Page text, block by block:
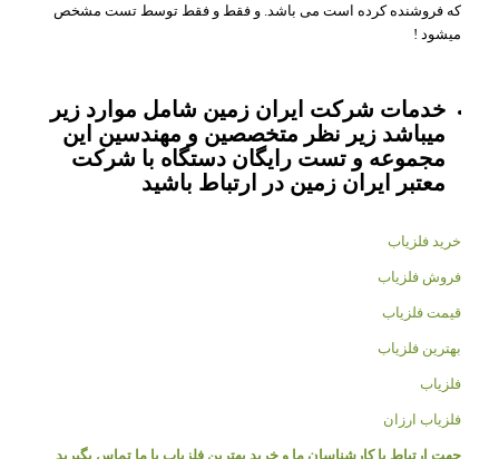
که فروشنده کرده است می باشد. و فقط و فقط توسط تست مشخص
میشود !
خدمات شرکت ایران زمین شامل موارد زیر
میباشد زیر نظر متخصصین و مهندسین این
مجموعه و تست رایگان دستگاه با شرکت
معتبر ایران زمین در ارتباط باشید
خرید فلزیاب
فروش فلزیاب
قیمت فلزیاب
بهترین فلزیاب
فلزیاب
فلزیاب ارزان
جهت ارتباط با کارشناسان ما و خرید بهترین فلزیاب با ما تماس بگیرید